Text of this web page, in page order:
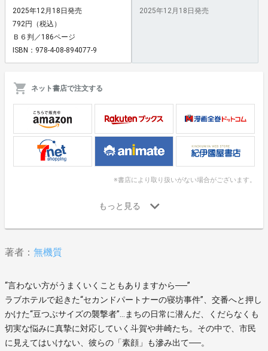
2025年12月18日発売
792円（税込）
Ｂ６判／186ページ
ISBN：978-4-08-894077-9
2025年12月18日発売
ネット書店で注文する
※書店により取り扱いがない場合がございます。
著者： 無機質
“言わない方がうまくいくこともありますから──”
ラブホテルで起きた“セカンドパートナーの寝坊事件”、交番へと押し
かけた“豆つぶサイズの襲撃者”…まちの日常に潜んだ、くだらなくも
切実な悩みに真摯に対応していく斗賀や井崎たち。その中で、市民
に見えてはいけない、彼らの「素顔」も滲み出て──。